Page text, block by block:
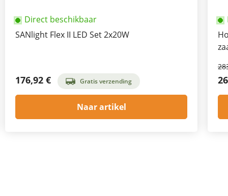
Direct beschikbaar
SANlight Flex II LED Set 2x20W
176,92 € Gratis verzending
Naar artikel